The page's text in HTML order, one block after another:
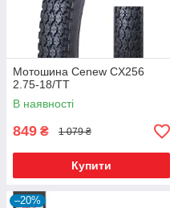
Мотошина Cenew CX256
2.75-18/TT
В наявності
849 ₴ 1 079 ₴
Купити
–20%